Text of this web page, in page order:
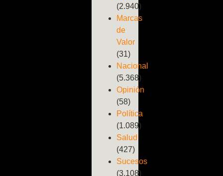
(2.940)
Marcas
de
Valor
(31)
Nacional
(5.368)
Opinión
(58)
Política
(1.089)
Salud
(427)
Sucesos
(3.108)